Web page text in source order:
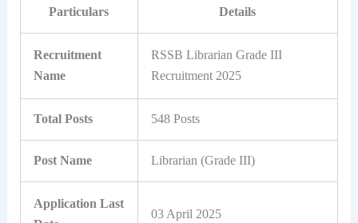
Particulars Details
Recruitment
Name
RSSB Librarian Grade III
Recruitment 2025
Total Posts 548 Posts
Post Name Librarian (Grade III)
Application Last
03 April 2025